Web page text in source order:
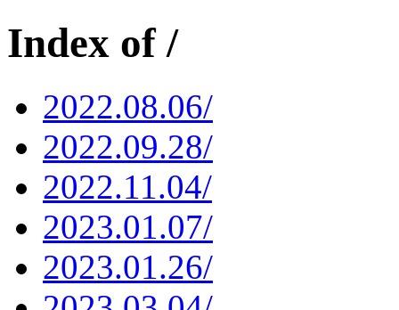
Index of /
2022.08.06/
2022.09.28/
2022.11.04/
2023.01.07/
2023.01.26/